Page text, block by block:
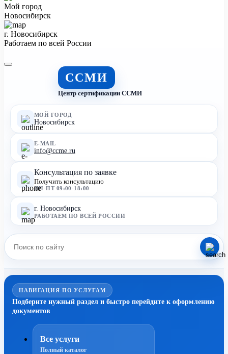
Мой город
Новосибирск
г. Новосибирск
Работаем по всей России
ССМИ
Центр сертификации ССМИ
МОЙ ГОРОД
Новосибирск
E-MAIL
info@ccme.ru
Консультация по заявке
Получить консультацию
ПН-ПТ 09:00-18:00
г. Новосибирск
РАБОТАЕМ ПО ВСЕЙ РОССИИ
НАВИГАЦИЯ ПО УСЛУГАМ
Подберите нужный раздел и быстро перейдите к оформлению
документов
Все услуги
Полный каталог